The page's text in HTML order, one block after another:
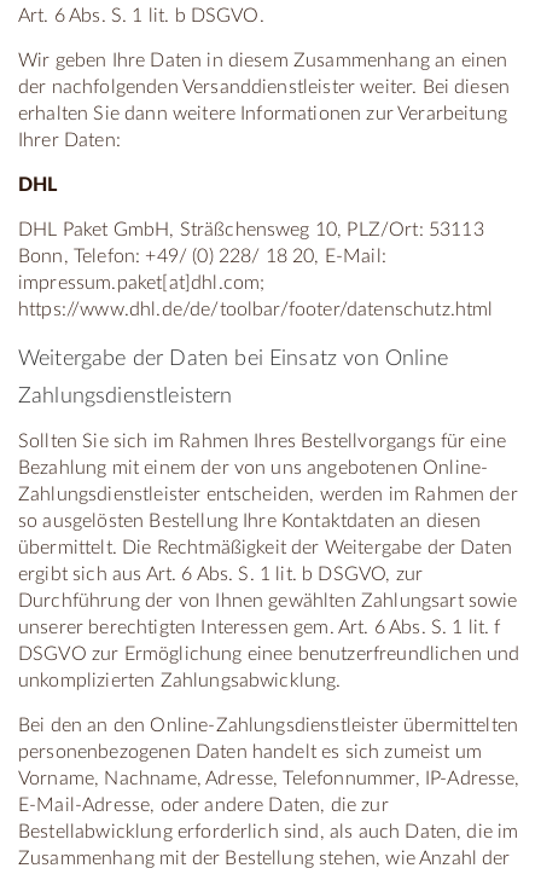
Art. 6 Abs. S. 1 lit. b DSGVO.
Wir geben Ihre Daten in diesem Zusammenhang an einen
der nachfolgenden Versanddienstleister weiter. Bei diesen
erhalten Sie dann weitere Informationen zur Verarbeitung
Ihrer Daten:
DHL
DHL Paket GmbH, Sträßchensweg 10, PLZ/Ort: 53113
Bonn, Telefon: +49/ (0) 228/ 18 20, E-Mail:
impressum.paket[at]dhl.com;
https://www.dhl.de/de/toolbar/footer/datenschutz.html
Weitergabe der Daten bei Einsatz von Online
Zahlungsdienstleistern
Sollten Sie sich im Rahmen Ihres Bestellvorgangs für eine
Bezahlung mit einem der von uns angebotenen Online-
Zahlungsdienstleister entscheiden, werden im Rahmen der
so ausgelösten Bestellung Ihre Kontaktdaten an diesen
übermittelt. Die Rechtmäßigkeit der Weitergabe der Daten
ergibt sich aus Art. 6 Abs. S. 1 lit. b DSGVO, zur
Durchführung der von Ihnen gewählten Zahlungsart sowie
unserer berechtigten Interessen gem. Art. 6 Abs. S. 1 lit. f
DSGVO zur Ermöglichung einee benutzerfreundlichen und
unkomplizierten Zahlungsabwicklung.
Bei den an den Online-Zahlungsdienstleister übermittelten
personenbezogenen Daten handelt es sich zumeist um
Vorname, Nachname, Adresse, Telefonnummer, IP-Adresse,
E-Mail-Adresse, oder andere Daten, die zur
Bestellabwicklung erforderlich sind, als auch Daten, die im
Zusammenhang mit der Bestellung stehen, wie Anzahl der